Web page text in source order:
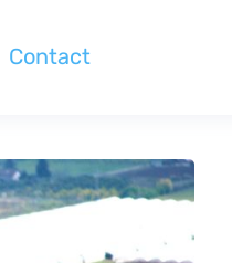
Contact